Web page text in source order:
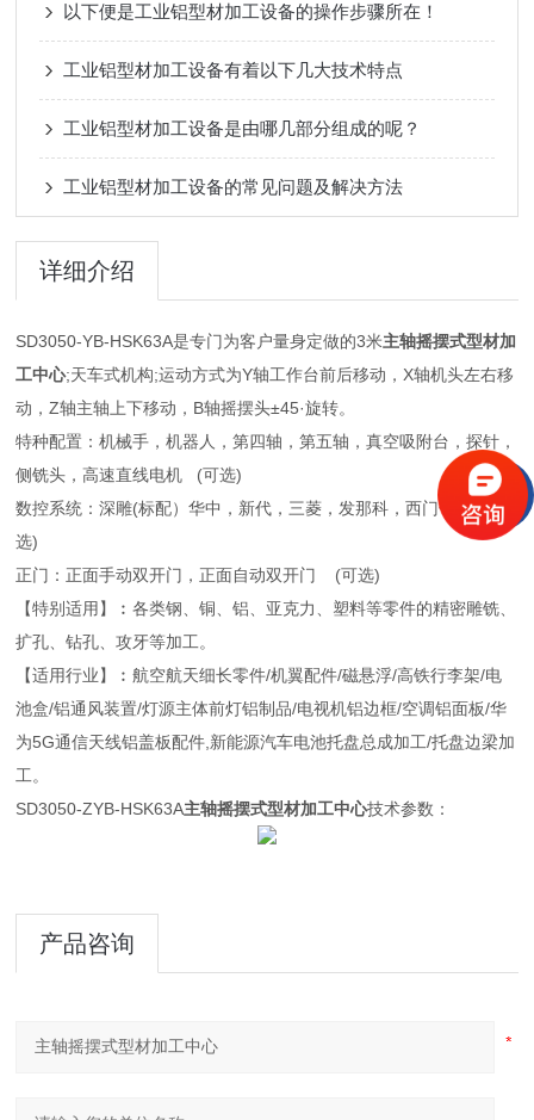
以下便是工业铝型材加工设备的操作步骤所在！
工业铝型材加工设备有着以下几大技术特点
工业铝型材加工设备是由哪几部分组成的呢？
工业铝型材加工设备的常见问题及解决方法
详细介绍
SD3050-YB-HSK63A是专门为客户量身定做的3米主轴摇摆式型材加
工中心;天车式机构;运动方式为Y轴工作台前后移动，X轴机头左右移
动，Z轴主轴上下移动，B轴摇摆头±45·旋转。
特种配置：机械手，机器人，第四轴，第五轴，真空吸附台，探针，
侧铣头，高速直线电机 (可选)
数控系统：深雕(标配）华中，新代，三菱，发那科，西门子 (可
选)
正门：正面手动双开门，正面自动双开门 (可选)
【特别适用】︰各类钢、铜、铝、亚克力、塑料等零件的精密雕铣、
扩孔、钻孔、攻牙等加工。
【适用行业】︰航空航天细长零件/机翼配件/磁悬浮/高铁行李架/电
池盒/铝通风装置/灯源主体前灯铝制品/电视机铝边框/空调铝面板/华
为5G通信天线铝盖板配件,新能源汽车电池托盘总成加工/托盘边梁加
工。
SD3050-ZYB-HSK63A主轴摇摆式型材加工中心技术参数：
产品咨询